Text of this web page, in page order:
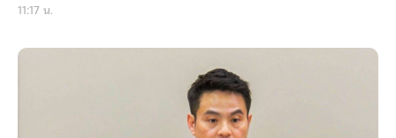
11:17 น.